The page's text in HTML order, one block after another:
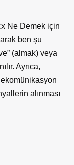
Ne Demek için
ben şu
(almak) veya
Ayrıca,
alınması